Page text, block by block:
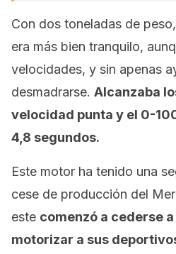
Con dos toneladas de
era más bien tranquilo,
velocidades, y sin apenas
desmadrarse. Alcanzaba
velocidad punta y el 0-
4,8 segundos.
Este motor ha tenido una
cese de producción del
este comenzó a cederse a
motorizar a sus